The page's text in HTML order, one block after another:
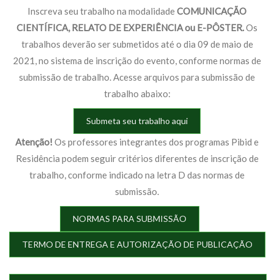
Inscreva seu trabalho na modalidadeCOMUNICAÇÃO
CIENTÍFICA, RELATO DE EXPERIÊNCIA ou E-PÔSTER.Os
trabalhos deverão ser submetidos até o dia 09 de maio de
2021, no sistema de inscrição do evento, conforme normas de
submissão de trabalho. Acesse arquivos para submissão de
trabalho abaixo:
Submeta seu trabalho aqui
Atenção! Os professores integrantes dos programas Pibid e
Residência podem seguir critérios diferentes de inscrição de
trabalho, conforme indicado na letra D das normas de
submissão.
NORMAS PARA SUBMISSÃO
TERMO DE ENTREGA E AUTORIZAÇÃO DE PUBLICAÇÃO